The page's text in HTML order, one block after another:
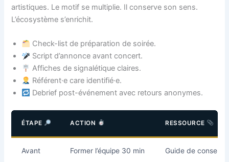
artistiques. Le motif se multiplie. Il conserve son sens.
L’écosystème s’enrichit.
Check-list de préparation de soirée.
Script d’annonce avant concert.
Affiches de signalétique claires.
Référent·e care identifié·e.
Debrief post-événement avec retours anonymes.
ÉTAPE ACTION RESSOURCE
Avant Former l’équipe 30 min Guide de